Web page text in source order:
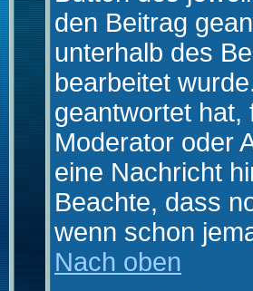
den Beitrag
unterhalb des
bearbeitet
geantwortet hat,
Moderator oder
eine Nachricht
Beachte, dass
wenn schon
Nach oben